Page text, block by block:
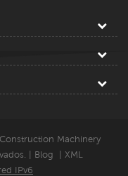
Machinery
|
Blog
XML
IPv6